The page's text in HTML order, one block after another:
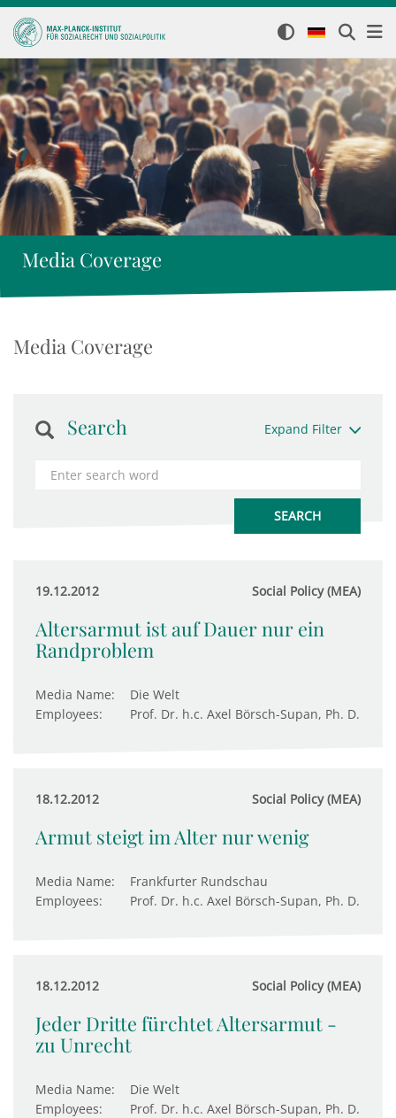
Media Coverage
Media Coverage
Search Expand Filter
19.12.2012 Social Policy (MEA)
Altersarmut ist auf Dauer nur ein
Randproblem
Media Name:
Die Welt
Employees:
Prof. Dr. h.c. Axel Börsch-Supan, Ph. D.
18.12.2012 Social Policy (MEA)
Armut steigt im Alter nur wenig
Media Name:
Frankfurter Rundschau
Employees:
Prof. Dr. h.c. Axel Börsch-Supan, Ph. D.
18.12.2012 Social Policy (MEA)
Jeder Dritte fürchtet Altersarmut -
zu Unrecht
Media Name:
Die Welt
Employees:
Prof. Dr. h.c. Axel Börsch-Supan, Ph. D.